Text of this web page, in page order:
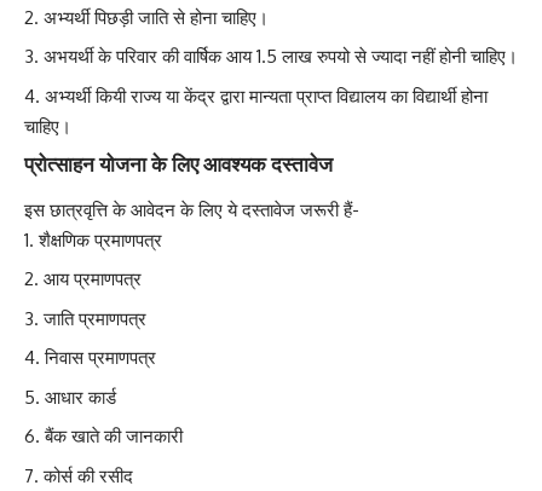
अभ्यर्थी पिछड़ी जाति से होना चाहिए।
अभयर्थी के परिवार की वार्षिक आय 1.5 लाख रुपयो से ज्यादा नहीं होनी चाहिए।
अभ्यर्थी कियी राज्य या केंद्र द्वारा मान्यता प्राप्त विद्यालय का विद्यार्थी होना
चाहिए।
प्रोत्साहन योजना के लिए आवश्यक दस्तावेज
इस छात्रवृत्ति के आवेदन के लिए ये दस्तावेज जरूरी हैं-
शैक्षणिक प्रमाणपत्र
आय प्रमाणपत्र
जाति प्रमाणपत्र
निवास प्रमाणपत्र
आधार कार्ड
बैंक खाते की जानकारी
कोर्स की रसीद